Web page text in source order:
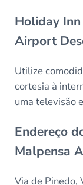
Holiday
Airport
Utilize
cortesia à
uma televisão
Endereço
Malpensa
Via de Pinedo,